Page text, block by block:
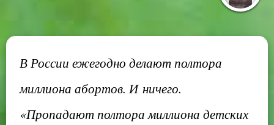
В России ежегодно делают полтора
миллиона абортов. И ничего.
«Пропадают полтора миллиона детских